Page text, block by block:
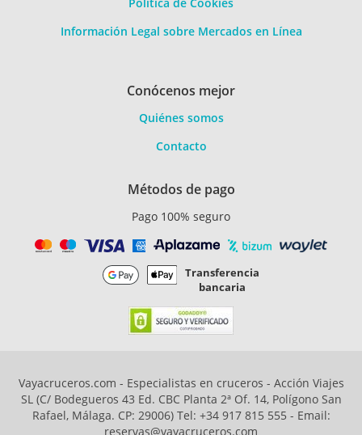
Información Legal sobre Mercados en Línea
Conócenos mejor
Quiénes somos
Contacto
Métodos de pago
Pago 100% seguro
Transferencia
bancaria
Vayacruceros.com - Especialistas en cruceros - Acción Viajes
SL (C/ Bodegueros 43 Ed. CBC Planta 2ª Of. 14, Polígono San
Rafael, Málaga. CP: 29006) Tel: +34 917 815 555 - Email:
reservas@vayacruceros.com